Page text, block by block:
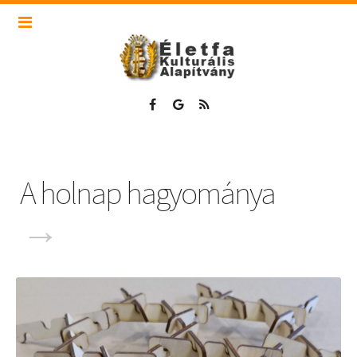
A holnap hagyománya
→